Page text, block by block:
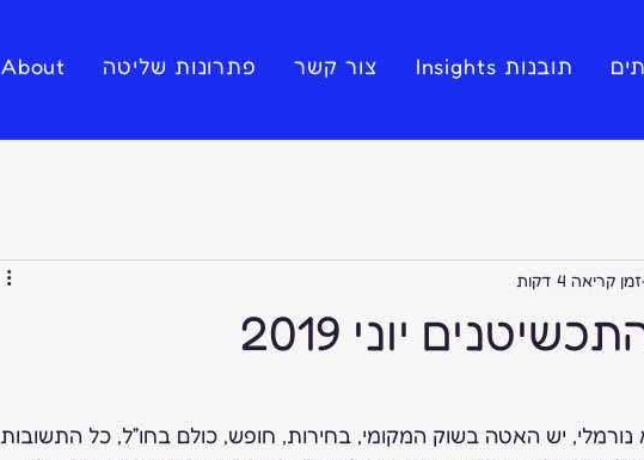
תובנות Insights צור קשר פתרונות שליטה About
יוני 2019
זמן קריאה 4 דקות
נורמלי, יש האטה בשוק המקומי, בחירות, חופש, כולם בחו”ל, כל התשובות